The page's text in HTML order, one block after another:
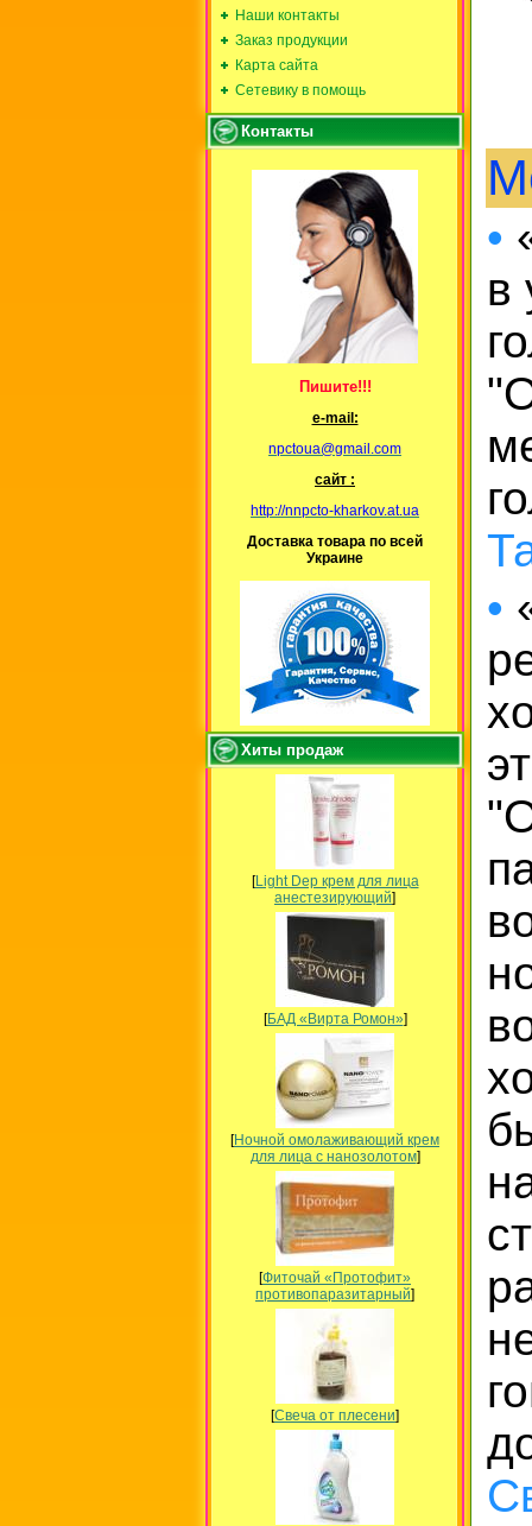
Наши контакты
Заказ продукции
Карта сайта
Сетевику в помощь
Контакты
Пишите!!!
е-mail:
npctoua@gmail.com
сайт :
http://nnpcto-kharkov.at.ua
Доставка товара по всей
Украине
Хиты продаж
[Light Dep крем для лица
анестезирующий]
[БАД «Вирта Ромон»]
[Ночной омолаживающий крем
для лица с нанозолотом]
[Фиточай «Протофит»
противопаразитарный]
[Свеча от плесени]
•
в
•